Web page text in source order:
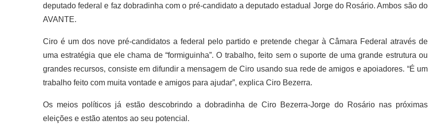
deputado federal e faz dobradinha com o pré-candidato a deputado estadual Jorge do Rosário. Ambos são do
AVANTE.
Ciro é um dos nove pré-candidatos a federal pelo partido e pretende chegar à Câmara Federal através de
uma estratégia que ele chama de “formiguinha”. O trabalho, feito sem o suporte de uma grande estrutura ou
grandes recursos, consiste em difundir a mensagem de Ciro usando sua rede de amigos e apoiadores. “É um
trabalho feito com muita vontade e amigos para ajudar”, explica Ciro Bezerra.
Os meios políticos já estão descobrindo a dobradinha de Ciro Bezerra-Jorge do Rosário nas próximas
eleições e estão atentos ao seu potencial.